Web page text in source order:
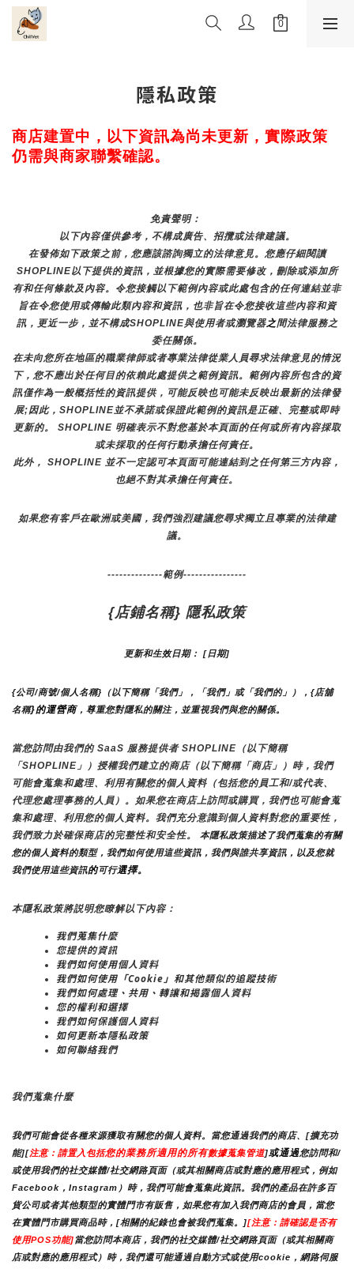
隱私政策
商店建置中，以下資訊為尚未更新，實際政策
仍需與商家聯繫確認。
免責聲明：
以下內容僅供參考，不構成廣告、招攬或法律建議。
在發佈如下政策之前，您應該諮詢獨立的法律意見。您應仔細閱讀
SHOPLINE以下提供的資訊，並根據您的實際需要修改，刪除或添加所
有和任何條款及內容。令您接觸以下範例內容或此處包含的任何連結並非
旨在令您使用或傳輸此類內容和資訊，也非旨在令您接收這些內容和資
訊，更近一步，並不構成SHOPLINE與使用者或瀏覽器之間法律服務之
委任關係。
在未向您所在地區的職業律師或者專業法律從業人員尋求法律意見的情況
下，您不應出於任何目的依賴此處提供之範例資訊。範例內容所包含的資
訊僅作為一般概括性的資訊提供，可能反映也可能未反映出最新的法律發
展;因此，SHOPLINE並不承諾或保證此範例的資訊是正確、完整或即時
更新的。 SHOPLINE 明確表示不對您基於本頁面的任何或所有內容採取
或未採取的任何行動承擔任何責任。
此外， SHOPLINE 並不一定認可本頁面可能連結到之任何第三方內容，
也絕不對其承擔任何責任。
如果您有客戶在歐洲或美國，我們強烈建議您尋求獨立且專業的法律建
議。
--------------範例----------------
{店鋪名稱} 隱私政策
更新和生效日期： [日期]
{公司/商號/個人名稱}（以下簡稱「我們」，「我們」或「我們的」），{店舖
名稱}的運營商，尊重您對隱私的關注，並重視我們與您的關係。
當您訪問由我們的 SaaS 服務提供者 SHOPLINE（以下簡稱
「SHOPLINE」）授權我們建立的商店（以下簡稱「商店」）時，我們
可能會蒐集和處理、利用有關您的個人資料（包括您的員工和/或代表、
代理您處理事務的人員）。如果您在商店上訪問或購買，我們也可能會蒐
集和處理、利用您的個人資料。我們充分意識到個人資料對您的重要性，
我們致力於確保商店的完整性和安全性。
本隱私政策描述了我們蒐集的有關
您的個人資料的類型，我們如何使用這些資訊，我們與誰共享資訊，以及您就
我們使用這些資訊的可行選擇。
本隱私政策將説明您瞭解以下內容：
我們蒐集什麼
您提供的資訊
我們如何使用個人資料
我們如何使用「Cookie」和其他類似的追蹤技術
我們如何處理、共用、轉讓和揭露個人資料
您的權利和選擇
我們如何保護個人資料
如何更新本隱私政策
如何聯絡我們
我們蒐集什麼
我們可能會從各種來源獲取有關您的個人資料。當您通過我們的商店、[擴充功
能][注意：請置入包括您的業務所適用的所有數據蒐集管道]或通過您訪問和/
或使用我們的社交媒體/社交網路頁面（或其相關商店或對應的應用程式，例如
Facebook，Instagram）時，我們可能會蒐集此資訊。我們的產品在許多百
貨公司或者其他類型的實體門市有販售，如果您有加入我們商店的會員，當您
在實體門市購買商品時，[相關的紀錄也會被我們蒐集。][注意：請確認是否有
使用POS功能]當您訪問本商店，我們的社交媒體/社交網路頁面（或其相關商
店或對應的應用程式）時，我們還可能通過自動方式或使用cookie，網路伺服